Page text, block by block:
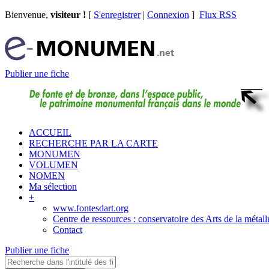
Bienvenue, visiteur ! [ S'enregistrer| Connexion ] Flux RSS
Publier une fiche
ACCUEIL
RECHERCHE PAR LA CARTE
MONUMEN
VOLUMEN
NOMEN
Ma sélection
+
www.fontesdart.org
Centre de ressources : conservatoire des Arts de la
Contact
Publier une fiche